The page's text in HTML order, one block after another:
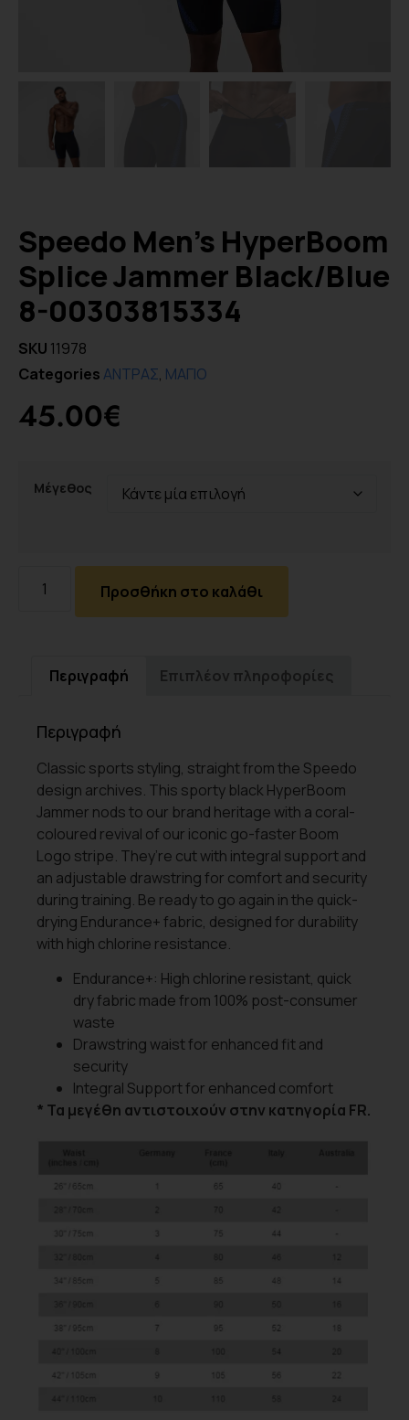
Speedo Men’s HyperBoom
Splice Jammer Black/Blue
8-00303815334
SKU 11978
CategoriesΑΝΤΡΑΣ, ΜΑΓΙΟ
45.00€
Μέγεθος
Προσθήκη στο καλάθι
Περιγραφή Επιπλέον πληροφορίες
Περιγραφή
Classic sports styling, straight from the Speedo
design archives. This sporty black HyperBoom
Jammer nods to our brand heritage with a coral-
coloured revival of our iconic go-faster Boom
Logo stripe. They’re cut with integral support and
an adjustable drawstring for comfort and security
during training. Be ready to go again in the quick-
drying Endurance+ fabric, designed for durability
with high chlorine resistance.
Endurance+: High chlorine resistant, quick
dry fabric made from 100% post-consumer
waste
Drawstring waist for enhanced fit and
security
Integral Support for enhanced comfort
* Τα μεγέθη αντιστοιχούν στην κατηγορία FR.